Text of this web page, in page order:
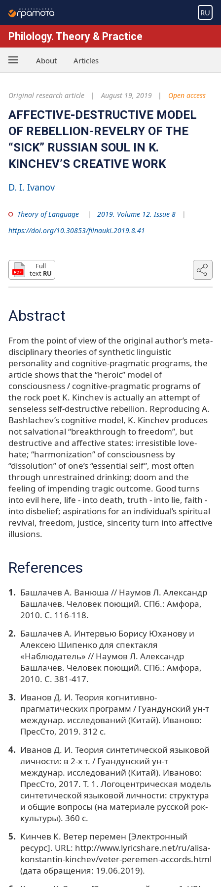
RU
Philology. Theory & Practice
About Articles
Original research article August 19, 2019 Open access
AFFECTIVE-DESTRUCTIVE MODEL
OF REBELLION-REVELRY OF THE
“SICK” RUSSIAN SOUL IN K.
KINCHEV’S CREATIVE WORK
D. I. Ivanov
Theory of Language
2019. Volume 12. Issue 8
https://doi.org/10.30853/filnauki.2019.8.41
Full
text RU
Abstract
From the point of view of the original author’s meta-
disciplinary theories of synthetic linguistic
personality and cognitive-pragmatic programs, the
article shows that the “heroic” model of
consciousness / cognitive-pragmatic programs of
the rock poet K. Kinchev is actually an attempt of
senseless self-destructive rebellion. Reproducing A.
Bashlachev’s cognitive model, K. Kinchev produces
not salvational “breakthrough to freedom”, but
destructive and affective states: irresistible love-
hate; “harmonization” of consciousness by
“dissolution” of one’s “essential self”, most often
through unrestrained drinking; doom and the
feeling of impending tragic outcome. Good turns
into evil here, life - into death, truth - into lie, faith -
into disbelief; aspirations for an individual’s spiritual
revival, freedom, justice, sincerity turn into affective
illusions.
References
Башлачев А. Ванюша // Наумов Л. Александр
Башлачев. Человек поющий. СПб.: Амфора,
2010. С. 116-118.
Башлачев А. Интервью Борису Юханову и
Алексею Шипенко для спектакля
«Наблюдатель» // Наумов Л. Александр
Башлачев. Человек поющий. СПб.: Амфора,
2010. С. 381-417.
Иванов Д. И. Теория когнитивно-
прагматических программ / Гуандунский ун-т
междунар. исследований (Китай). Иваново:
ПресСто, 2019. 312 с.
Иванов Д. И. Теория синтетической языковой
личности: в 2-х т. / Гуандунский ун-т
междунар. исследований (Китай). Иваново:
ПресСто, 2017. Т. 1. Логоцентрическая модель
синтетической языковой личности: структура
и общие вопросы (на материале русской рок-
культуры). 360 с.
Кинчев К. Ветер перемен [Электронный
ресурс]. URL: http://www.lyricshare.net/ru/alisa-
konstantin-kinchev/veter-peremen-accords.html
(дата обращения: 19.06.2019).